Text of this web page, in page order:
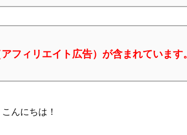
フィリエイト広告）が含まれています。
んにちは！